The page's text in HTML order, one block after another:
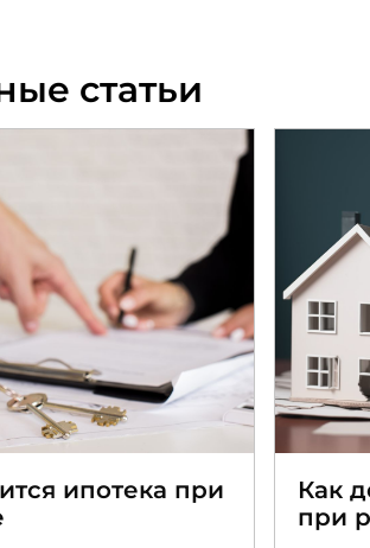
статьи
ипотека при
Как
при